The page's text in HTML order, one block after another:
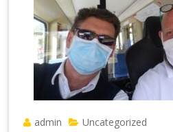
admin Uncategorized